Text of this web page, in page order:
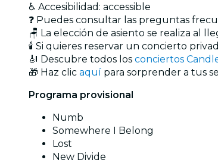
♿ Accesibilidad: accessible
❓ Puedes consultar las preguntas
🪑 La elección de asiento se realiza al
🕯️ Si quieres reservar un concierto
🎻 Descubre todos los conciertos
🎁 Haz clic aquí para sorprender a tus
Programa provisional
Numb
Somewhere I Belong
Lost
New Divide